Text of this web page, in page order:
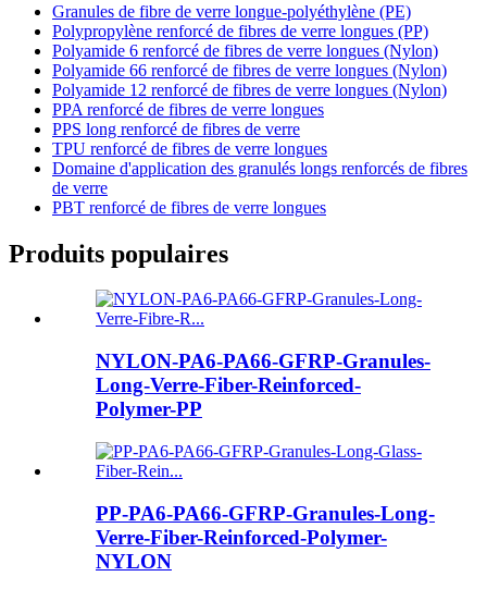
Granules de fibre de verre longue-polyéthylène (PE)
Polypropylène renforcé de fibres de verre longues (PP)
Polyamide 6 renforcé de fibres de verre longues (Nylon)
Polyamide 66 renforcé de fibres de verre longues (Nylon)
Polyamide 12 renforcé de fibres de verre longues (Nylon)
PPA renforcé de fibres de verre longues
PPS long renforcé de fibres de verre
TPU renforcé de fibres de verre longues
Domaine d'application des granulés longs renforcés de fibres
de verre
PBT renforcé de fibres de verre longues
Produits populaires
NYLON-PA6-PA66-GFRP-Granules-
Long-Verre-Fiber-Reinforced-
Polymer-PP
PP-PA6-PA66-GFRP-Granules-Long-
Verre-Fiber-Reinforced-Polymer-
NYLON